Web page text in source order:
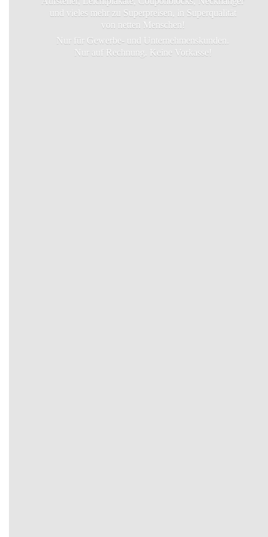
und vieles mehr zu Superpreisen, in Superqualität
von netten Menschen!
Nur für Gewerbe- und Unternehmenskunden.
Nur auf Rechnung. Keine Vorkasse!